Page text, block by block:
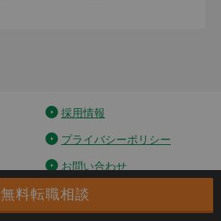
無料転職相談
採用情報
プライバシーポリシー
お問い合わせ